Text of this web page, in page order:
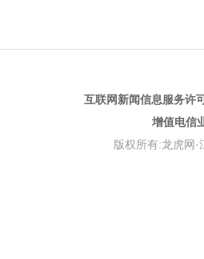
互联网新闻信息服务
增值电信
版权所有:龙虎网